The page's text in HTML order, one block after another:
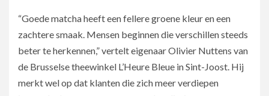
“Goede matcha heeft een fellere groene kleur en een
zachtere smaak. Mensen beginnen die verschillen steeds
beter te herkennen,” vertelt eigenaar Olivier Nuttens van
de Brusselse theewinkel L’Heure Bleue in Sint-Joost. Hij
merkt wel op dat klanten die zich meer verdiepen